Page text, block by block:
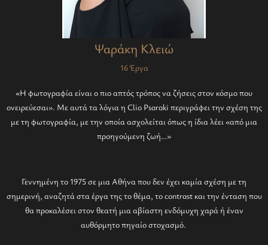
Ψαράκη Κλειώ
16 Έργα
«Η φωτογραφία είναι ο πιο απτός τρόπος να ζήσεις στον κόσμο που
ονειρεύεσαι». Με αυτά τα λόγια η Clio Psaraki περιγράφει την σχέση της
με τη φωτογραφία, με την οποία ασχολείται όπως η ίδια λέει «από μια
προηγούμενη ζωή…»
Γεννημένη το 1975 σε μια Αθήνα που δεν έχει καμία σχέση με τη
σημερινή, αναζητά στα έργα της το θέμα, το contrast και την ένταση που
θα προκαλέσει στον θεατή μια αβίαστη ενδόμυχη χαρά ή έναν
αυθόρμητο πηγαίο στοχασμό.